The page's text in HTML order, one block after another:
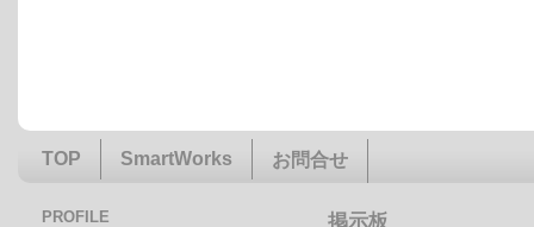
TOP SmartWorks お問合せ
掲示板
PROFILE